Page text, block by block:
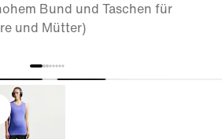
Bund und Taschen für
und Mütter)